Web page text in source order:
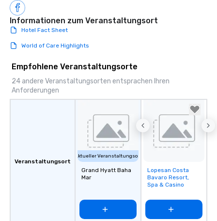
Informationen zum Veranstaltungsort
Hotel Fact Sheet
World of Care Highlights
Empfohlene Veranstaltungsorte
24 andere Veranstaltungsorten entsprachen Ihren
Anforderungen
Veranstaltungsort
Aktueller Veranstaltungsort
Grand Hyatt Baha
Mar
Removed from
favorites
Lopesan Costa
Bavaro Resort,
Spa & Casino